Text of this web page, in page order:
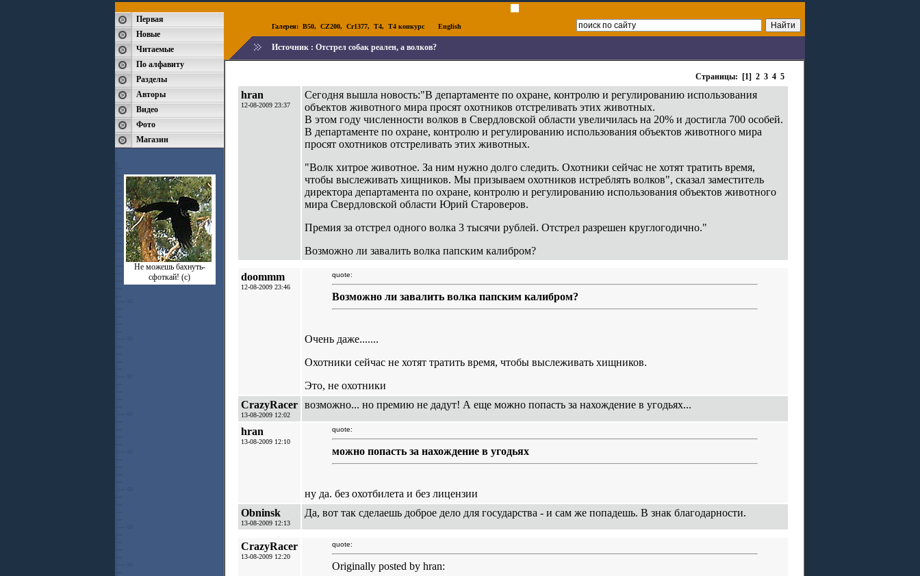
Первая
Новые
Читаемые
По алфавиту
Разделы
Авторы
Видео
Фото
Магазин
Не можешь бахнуть-
сфоткай! (с)
Галереи: B50, CZ200, Cr1377, T4, T4 конкурс English
Источник : Отстрел собак реален, а волков?
Страницы: [1] 2 3 4 5
hran
12-08-2009 23:37
Сегодня вышла новость:"В департаменте по охране, контролю и регулированию использования
объектов животного мира просят охотников отстреливать этих животных.
В этом году численности волков в Свердловской области увеличилась на 20% и достигла 700 особей.
В департаменте по охране, контролю и регулированию использования объектов животного мира
просят охотников отстреливать этих животных.
"Волк хитрое животное. За ним нужно долго следить. Охотники сейчас не хотят тратить время,
чтобы выслеживать хищников. Мы призываем охотников истреблять волков", сказал заместитель
директора департамента по охране, контролю и регулированию использования объектов животного
мира Свердловской области Юрий Староверов.
Премия за отстрел одного волка 3 тысячи рублей. Отстрел разрешен круглогодично."
Возможно ли завалить волка папским калибром?
doommm
12-08-2009 23:46
quote:
Возможно ли завалить волка папским калибром?
Очень даже.......
Охотники сейчас не хотят тратить время, чтобы выслеживать хищников.
Это, не охотники
CrazyRacer
13-08-2009 12:02
возможно... но премию не дадут! А еще можно попасть за нахождение в угодьях...
hran
13-08-2009 12:10
quote:
можно попасть за нахождение в угодьях
ну да. без охотбилета и без лицензии
Obninsk
13-08-2009 12:13
Да, вот так сделаешь доброе дело для государства - и сам же попадешь. В знак благодарности.
CrazyRacer
13-08-2009 12:20
quote:
Originally posted by hran: